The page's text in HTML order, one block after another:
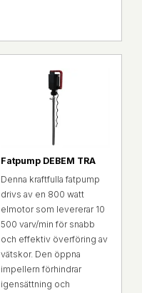
Fatpump DEBEM TRA
Denna kraftfulla fatpump
drivs av en 800 watt
elmotor som levererar 10
500 varv/min för snabb
och effektiv överföring av
vätskor. Den öppna
impellern förhindrar
igensättning och